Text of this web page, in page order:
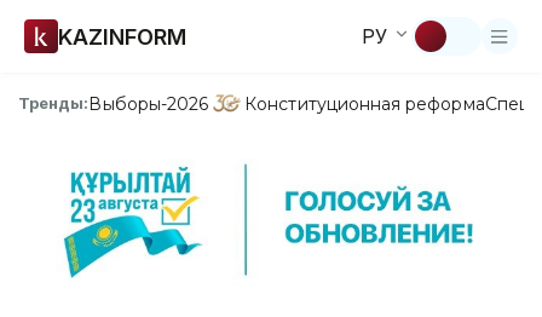
KAZINFORM РУ
Тренды:Выборы-2026 Конституционная реформа